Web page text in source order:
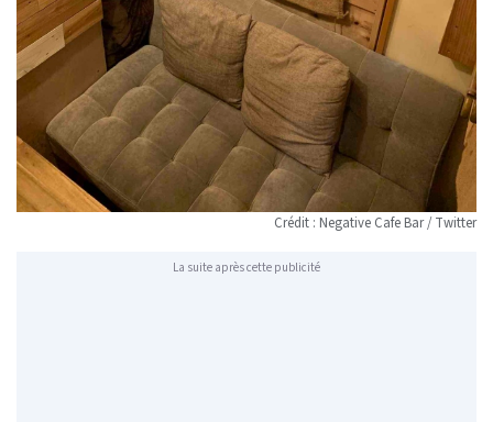
Crédit : Negative Cafe Bar / Twitter
La suite après cette publicité